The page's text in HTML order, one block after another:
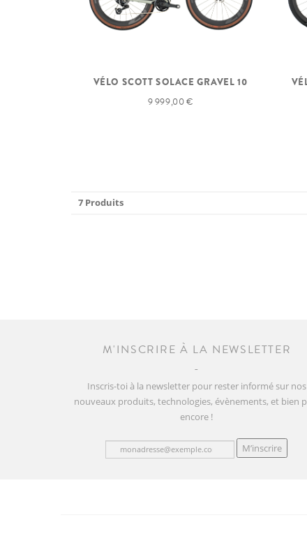
VÉLO SCOTT SOLACE GRAVEL 10
9 999,00 €
7 Produits
M'INSCRIRE À LA NEWSLETTER
Inscris-toi à la newsletter pour rester informé sur nos
nouveaux produits, technologies, évènements, et bien
encore !
M’inscrire